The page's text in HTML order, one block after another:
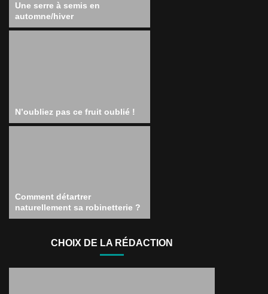
Une serre à semis en
automne/hiver
N’oubliez pas ce fruit oublié !
Comment détartrer
naturellement sa robinetterie ?
CHOIX DE LA RÉDACTION